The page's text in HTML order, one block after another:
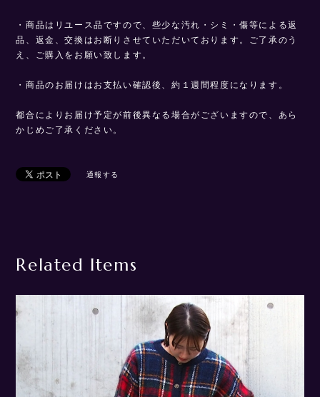
・商品はリユース品ですので、些少な汚れ・シミ・傷等による返
品、返金、交換はお断りさせていただいております。ご了承のう
え、ご購入をお願い致します。
・商品のお届けはお支払い確認後、約１週間程度になります。
都合によりお届け予定が前後異なる場合がございますので、あら
かじめご了承ください。
通報する
Related Items